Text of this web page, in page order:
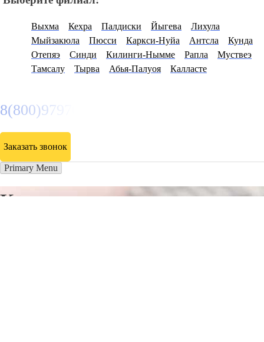
Выхма Кехра Палдиски Йыгева
Лихула
Мыйзакюла
Пюсси Каркси-Нуйа Антсла
Кунда
Отепяэ
Синди Килинги-Нымме Рапла
Муствеэ
Тамсалу
Тырва Абья-Палуоя Калласте
8(800)9797043
Заказать звонок
Primary Menu
Курсы программирования в